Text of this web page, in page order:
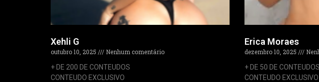
Xehli G​
outubro 10, 2025
Nenhum comentário
+ DE 200 DE CONTEUDOS
CONTEUDO EXCLUSIVO
Erica Moraes
dezembro 10, 2025
+ DE 50 DE CONTEUDOS
CONTEUDO EXCLUSIVO